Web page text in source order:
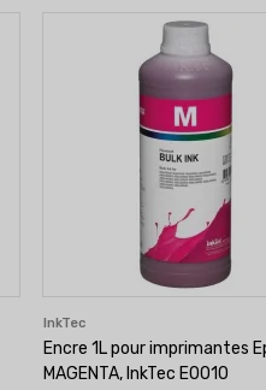
InkTec
Encre 1L pour imprimantes
MAGENTA, InkTec E0010